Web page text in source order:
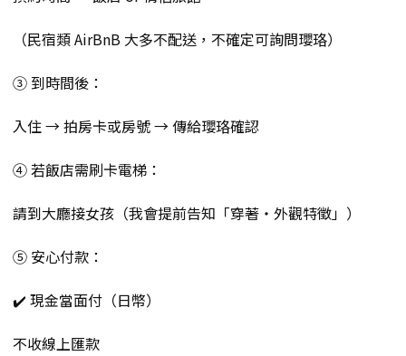
（民宿類 AirBnB 大多不配送，不確定可詢問瓔珞）
③ 到時間後：
入住 → 拍房卡或房號 → 傳給瓔珞確認
④ 若飯店需刷卡電梯：
請到大廳接女孩（我會提前告知「穿著・外觀特徵」）
⑤ 安心付款：
✔️ 現金當面付（日幣）
不收線上匯款